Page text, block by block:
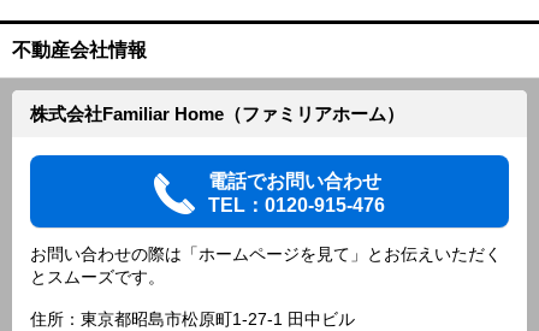
不動産会社情報
株式会社Familiar Home（ファミリアホーム）
電話でお問い合わせ
TEL：0120-915-476
お問い合わせの際は「ホームページを見て」とお伝えいただく
とスムーズです。
住所：東京都昭島市松原町1-27-1 田中ビル